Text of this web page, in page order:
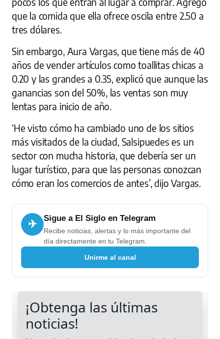
que la comida que ella ofrece oscila entre 2.50 a
tres dólares.
Sin embargo, Aura Vargas, que tiene más de 40
años de vender artículos como toallitas chicas a
0.20 y las grandes a 0.35, explicó que aunque las
ganancias son del 50%, las ventas son muy
lentas para inicio de año.
‘He visto cómo ha cambiado uno de los sitios
más visitados de la ciudad, Salsipuedes es un
sector con mucha historia, que debería ser un
lugar turístico, para que las personas conozcan
cómo eran los comercios de antes’, dijo Vargas.
✈ Sigue a El Siglo en Telegram
Recibe noticias, alertas y lo más importante del
día directamente en tu Telegram.
Unirme al canal